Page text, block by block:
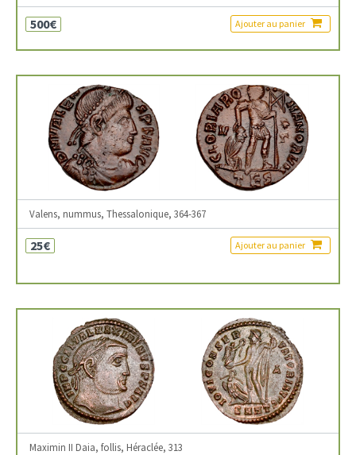
500€ Ajouter au panier
Valens, nummus, Thessalonique, 364-367
25€ Ajouter au panier
Maximin II Daia, follis, Héraclée, 313